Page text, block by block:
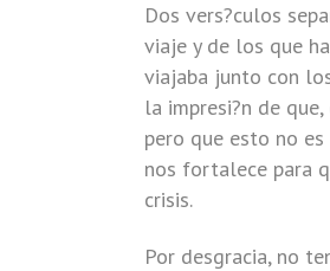
Dos vers?culos
viaje y de los que
viajaba junto con
la impresi?n de
pero que esto no
nos fortalece para
crisis.
Por desgracia, no